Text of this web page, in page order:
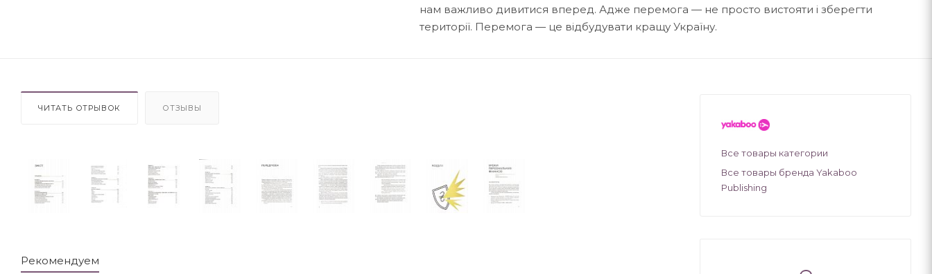
нам важливо дивитися вперед. Адже перемога — не просто вистояти і зберегти
території. Перемога — це відбудувати кращу Україну.
ЧИТАТЬ ОТРЫВОК ОТЗЫВЫ
Рекомендуем
Все товары категории
Все товары бренда Yakaboo
Publishing